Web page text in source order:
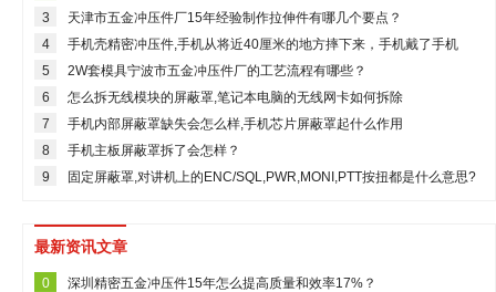
3
天津市五金冲压件厂15年经验制作拉伸件有哪几个要点？
4
手机壳精密冲压件,手机从将近40厘米的地方摔下来，手机戴了手机
壳，外观没有损伤，那会有什么影响吗？目前还可以使用
5
2W套模具宁波市五金冲压件厂的工艺流程有哪些？
6
怎么拆无线模块的屏蔽罩,笔记本电脑的无线网卡如何拆除
7
手机内部屏蔽罩缺失会怎么样,手机芯片屏蔽罩起什么作用
8
手机主板屏蔽罩拆了会怎样？
9
固定屏蔽罩,对讲机上的ENC/SQL,PWR,MONI,PTT按扭都是什么意思?
最新资讯文章
0
深圳精密五金冲压件15年怎么提高质量和效率17%？